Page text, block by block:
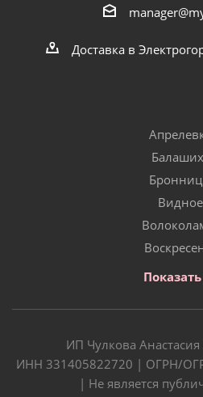
Доставка в
Видное
Показать
ИП Чулкова
ИНН 331405822720 | ОГРН/
| Не является